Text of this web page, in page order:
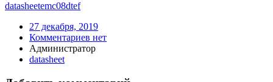
datasheetemc08dtef
27 декабря, 2019
Комментариев нет
Администратор
datasheet